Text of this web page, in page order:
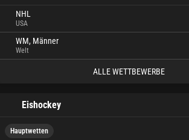
NHL
USA
WM, Männer
Welt
ALLE WETTBEWERBE
Eishockey
Hauptwetten